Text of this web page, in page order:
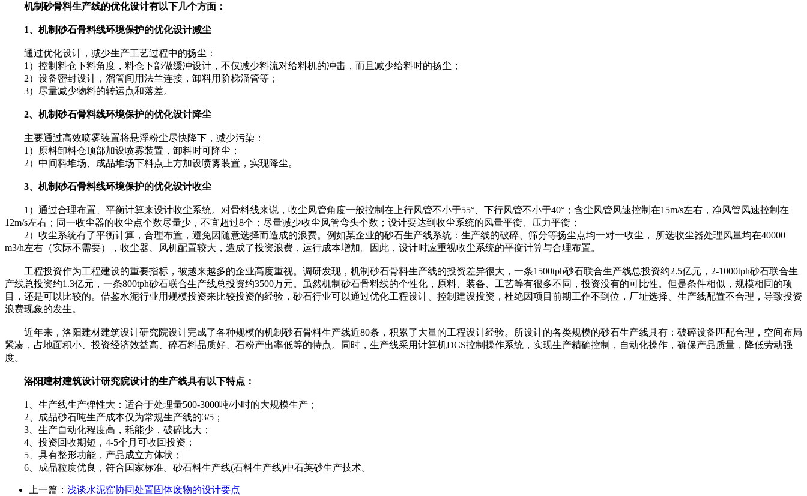
机制砂骨料生产线的优化设计有以下几个方面：
1、机制砂石骨料线环境保护的优化设计减尘
通过优化设计，减少生产工艺过程中的扬尘：
1）控制料仓下料角度，料仓下部做缓冲设计，不仅减少料流对给料机的冲击，而且减少给料时的扬尘；
2）设备密封设计，溜管间用法兰连接，卸料用阶梯溜管等；
3）尽量减少物料的转运点和落差。
2、机制砂石骨料线环境保护的优化设计降尘
主要通过高效喷雾装置将悬浮粉尘尽快降下，减少污染：
1）原料卸料仓顶部加设喷雾装置，卸料时可降尘；
2）中间料堆场、成品堆场下料点上方加设喷雾装置，实现降尘。
3、机制砂石骨料线环境保护的优化设计收尘
1）通过合理布置、平衡计算来设计收尘系统。对骨料线来说，收尘风管角度一般控制在上行风管不小于55°、下行风管不小于40°；含尘风管风速控制在15m/s左右，净风管风速控制在
12m/s左右；同一收尘器的收尘点个数尽量少，不宜超过8个；尽量减少收尘风管弯头个数；设计要达到收尘系统的风量平衡、压力平衡；
2）收尘系统有了平衡计算，合理布置，避免因随意选择而造成的浪费。例如某企业的砂石生产线系统：生产线的破碎、筛分等扬尘点均一对一收尘， 所选收尘器处理风量均在40000
m3/h左右（实际不需要），收尘器、风机配置较大，造成了投资浪费，运行成本增加。因此，设计时应重视收尘系统的平衡计算与合理布置。
工程投资作为工程建设的重要指标，被越来越多的企业高度重视。调研发现，机制砂石骨料生产线的投资差异很大，一条1500tph砂石联合生产线总投资约2.5亿元，2-1000tph砂石联合生
产线总投资约1.3亿元，一条800tph砂石联合生产线总投资约3500万元。虽然机制砂石骨料线的个性化，原料、装备、工艺等有很多不同，投资没有的可比性。但是条件相似，规模相同的项
目，还是可以比较的。借鉴水泥行业用规模投资来比较投资的经验，砂石行业可以通过优化工程设计、控制建设投资，杜绝因项目前期工作不到位，厂址选择、生产线配置不合理，导致投资
浪费现象的发生。
近年来，洛阳建材建筑设计研究院设计完成了各种规模的机制砂石骨料生产线近80条，积累了大量的工程设计经验。所设计的各类规模的砂石生产线具有：破碎设备匹配合理，空间布局
紧凑，占地面积小、投资经济效益高、碎石料品质好、石粉产出率低等的特点。同时，生产线采用计算机DCS控制操作系统，实现生产精确控制，自动化操作，确保产品质量，降低劳动强
度。
洛阳建材建筑设计研究院设计的生产线具有以下特点：
1、生产线生产弹性大：适合于处理量500-3000吨/小时的大规模生产；
2、成品砂石吨生产成本仅为常规生产线的3/5；
3、生产自动化程度高，耗能少，破碎比大；
4、投资回收期短，4-5个月可收回投资；
5、具有整形功能，产品成立方体状；
6、成品粒度优良，符合国家标准。砂石料生产线(石料生产线)中石英砂生产技术。
上一篇： 浅谈水泥窑协同处置固体废物的设计要点